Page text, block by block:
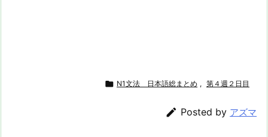
 N1文法 日本語総まとめ , 第４週２日目
 Posted by アズマ